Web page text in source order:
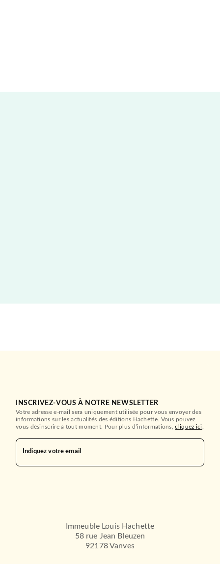
INSCRIVEZ-VOUS À NOTRE NEWSLETTER
Votre adresse e-mail sera uniquement utilisée pour vous envoyer des
informations sur les actualités des éditions Hachette. Vous pouvez
vous désinscrire à tout moment. Pour plus d’informations,cliquez ici
Indiquez votre email
Immeuble Louis Hachette
58 rue Jean Bleuzen
92178 Vanves